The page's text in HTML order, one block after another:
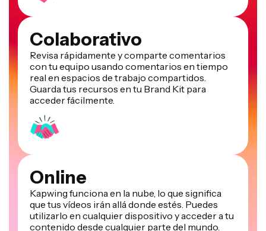
Colaborativo
Revisa rápidamente y comparte comentarios
con tu equipo usando comentarios en tiempo
real en espacios de trabajo compartidos.
Guarda tus recursos en tu Brand Kit para
acceder fácilmente.
Online
Kapwing funciona en la nube, lo que significa
que tus vídeos irán allá donde estés. Puedes
utilizarlo en cualquier dispositivo y acceder a tu
contenido desde cualquier parte del mundo.